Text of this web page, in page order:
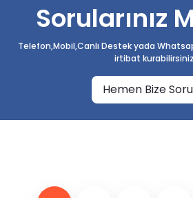
Sorularınız
Telefon,Mobil,Canlı Destek yada
irtibat kurabilirsiniz
Hemen Bize